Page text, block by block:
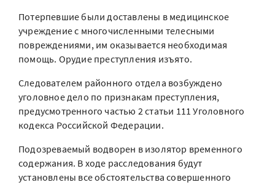
Потерпевшие были доставлены в медицинское
учреждение с многочисленными телесными
повреждениями, им оказывается необходимая
помощь. Орудие преступления изъято.
Следователем районного отдела возбуждено
уголовное дело по признакам преступления,
предусмотренного частью 2 статьи 111 Уголовного
кодекса Российской Федерации.
Подозреваемый водворен в изолятор временного
содержания. В ходе расследования будут
установлены все обстоятельства совершенного